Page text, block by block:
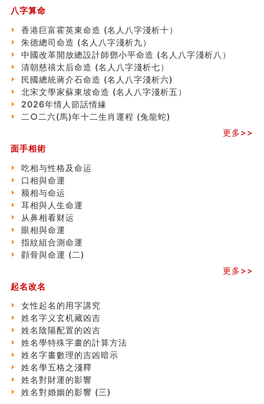
风水先生林琅仙的传说
姓名陰陽配置的凶吉
六爻測住宅風水 (四)
玄空本义 (五)
财务办公室风水布局
精选1500个五行属木的字
玄空本义 (四)
八字算命：女命八字里日坐伤官克夫？
六爻算卦：我俩之间是否还命中有未尽的缘分？
清朝慈禧太后命造 (名人八字淺析七）
飞灵山传说故事
命理解说：想请问什么时候能够遇到姻缘结婚？
商舖選址的風水講究 (下)
吉凶神跳上大运时的断法【四柱技巧】
家居常見風水形煞及化解方法 (一)
刘燮鈞讲人相 手纹与命运(一)
玄空本义 (二)
大門風水五大禁忌！大門風水擺設？門中門風水解方？
寓意好的五行属水的汉字有哪些？五行属水的汉字大全
女性起名的用字講究
香港巨富霍英東命造 (名人八字淺析十）
購房十大風水原則 (上)
七夕节 我国唯一一个以女性为主角传统节日
商舖大門的風水原則 (下)
手指饱满福运加身，这种手相福运在何处？
家居常見風水形煞及化解方法 ( 四)
八字铁口直断经验总结五十条
八字算命
香港巨富霍英東命造 (名人八字淺析十）
朱德總司命造 (名⼈⼋字淺析九）
中國改革開放總設計師鄧小平命造 (名人八字淺析八）
清朝慈禧太后命造 (名人八字淺析七）
民國總統蔣介石命造 (名人八字淺析六)
北宋文學家蘇東坡命造 (名人八字淺析五）
2026年情人節話情緣
二○二六(馬)年十二生肖運程 (兔龍蛇)
更多>>
面手相術
吃相与性格及命运
口相與命運
额相与命运
耳相與人生命運
从鼻相看财运
眼相與命運
指紋組合測命運
顴骨與命運 (二)
更多>>
起名改名
女性起名的用字講究
姓名字义玄机藏凶吉
姓名陰陽配置的凶吉
姓名學特殊字畫的計算方法
姓名字畫數理的吉凶暗示
姓名學五格之淺釋
姓名對財運的影響
姓名對婚姻的影響 (三)